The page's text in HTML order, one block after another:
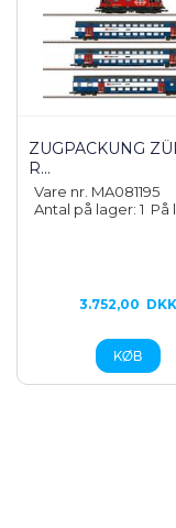
ZUGPACKUNG
R...
Vare nr. MA081195
Antal på lager: 1 På
3.752,00 DKK